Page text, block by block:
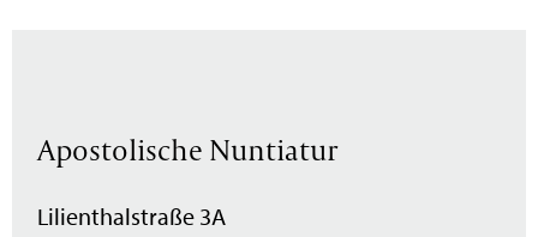
Apostolische Nuntiatur
Lilienthalstraße 3A